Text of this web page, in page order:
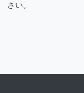
さい。